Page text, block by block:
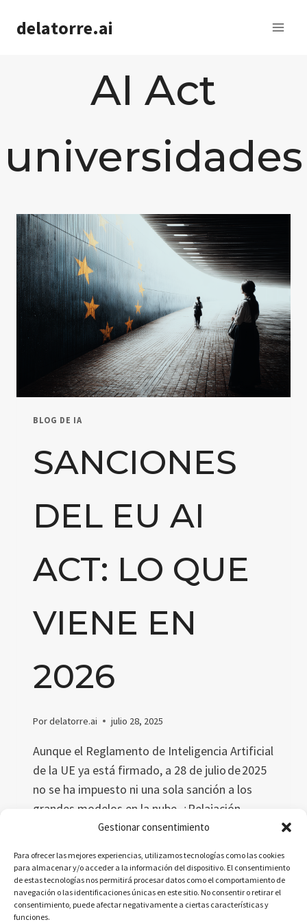
Gestionar consentimiento
Para ofrecer las mejores experiencias, utilizamos tecnologías como las cookies
para almacenar y/o acceder a la información del dispositivo. El consentimiento
de estas tecnologías nos permitirá procesar datos como el comportamiento de
navegación o las identificaciones únicas en este sitio. No consentir o retirar el
consentimiento, puede afectar negativamente a ciertas características y
funciones.
delatorre.ai
AI Act
universidades
BLOG DE IA
SANCIONES
DEL EU AI
ACT: LO QUE
VIENE EN
2026
Pordelatorre.ai julio 28, 2025
Aunque el Reglamento de Inteligencia Artificial
de la UE ya está firmado, a 28 de julio de 2025
no se ha impuesto ni una sola sanción a los
grandes modelos en la nube. ¿Relajación
regulatoria o calma antes de la tormenta?
las pistas que anticipan el verdadero momento
de la espada de Damocles.
LEER MÁS